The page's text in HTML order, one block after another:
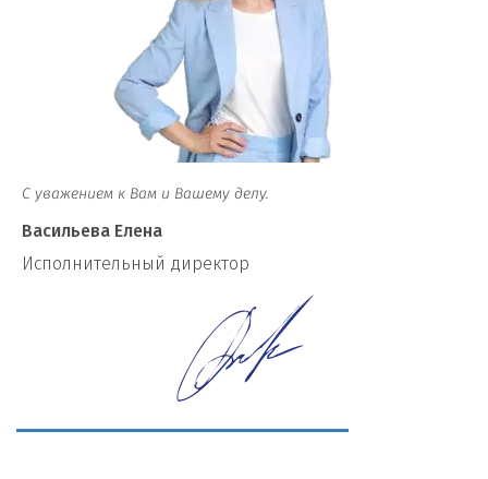
С уважением к Вам и Вашему делу.
Васильева Елена
И сполнительный директор